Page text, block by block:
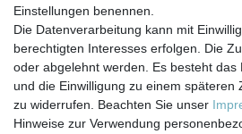
Impressum
Barrierefreiheitserklärung
Einstellungen benennen.
Die Datenverarbeitung kann mit
berechtigten Interesses erfolgen. Die
oder abgelehnt werden. Es besteht das
und die Einwilligung zu einem späteren
zu widerrufen. Beachten Sie unser
Hinweise zur Verwendung